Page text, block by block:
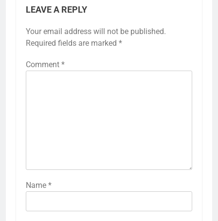
LEAVE A REPLY
Your email address will not be published.
Required fields are marked *
Comment *
Name *